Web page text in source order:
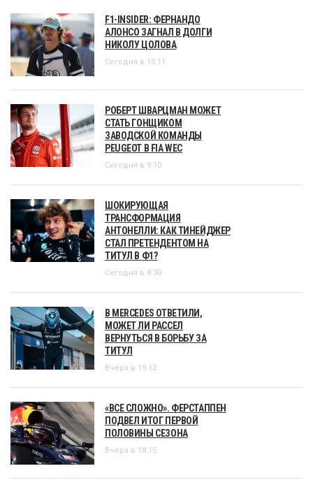
F1-INSIDER: ФЕРНАНДО
АЛОНСО ЗАГНАЛ В ДОЛГИ
НИКОЛУ ЦОЛОВА
Сегодня в 10:11
РОБЕРТ ШВАРЦМАН МОЖЕТ
СТАТЬ ГОНЩИКОМ
ЗАВОДСКОЙ КОМАНДЫ
PEUGEOT В FIA WEC
Сегодня в 9:10
ШОКИРУЮЩАЯ
ТРАНСФОРМАЦИЯ
АНТОНЕЛЛИ: КАК ТИНЕЙДЖЕР
СТАЛ ПРЕТЕНДЕНТОМ НА
ТИТУЛ В Ф1?
Сегодня в 8:30
В MERCEDES ОТВЕТИЛИ,
МОЖЕТ ЛИ РАССЕЛ
ВЕРНУТЬСЯ В БОРЬБУ ЗА
ТИТУЛ
Вчера в 19:12
«ВСЕ СЛОЖНО». ФЕРСТАППЕН
ПОДВЕЛ ИТОГ ПЕРВОЙ
ПОЛОВИНЫ СЕЗОНА
Вчера в 18:15